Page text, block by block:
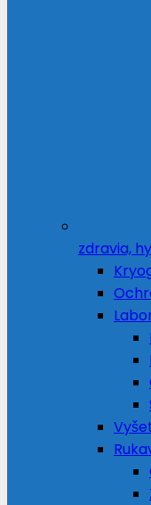
zdravia,